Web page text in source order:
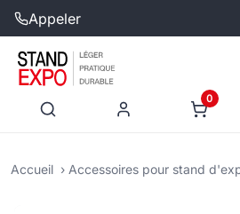
Appeler
0
Accueil Accessoires pour stand